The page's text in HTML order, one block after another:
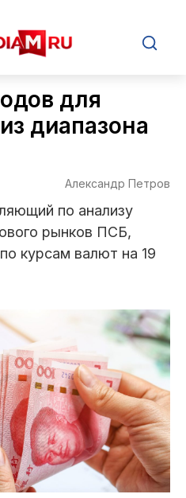
для
диапазона
Александр Петров
по анализу
рынков ПСБ,
курсам валют на 19